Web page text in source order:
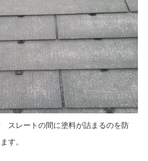
レートの間に塗料が詰まるのを防
す。